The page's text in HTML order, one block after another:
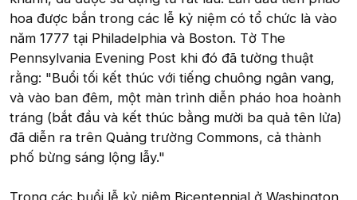
hoa được bắn trong các lễ kỷ niệm có tổ chức là vào
năm 1777 tại Philadelphia và Boston. Tờ The
Pennsylvania Evening Post khi đó đã tường thuật
rằng: "Buổi tối kết thúc với tiếng chuông ngân vang,
và vào ban đêm, một màn trình diễn pháo hoa hoành
tráng (bắt đầu và kết thúc bằng mười ba quả tên lửa)
đã diễn ra trên Quảng trường Commons, cả thành
phố bừng sáng lộng lẫy."
Trong các buổi lễ kỷ niệm Bicentennial ở Washington,